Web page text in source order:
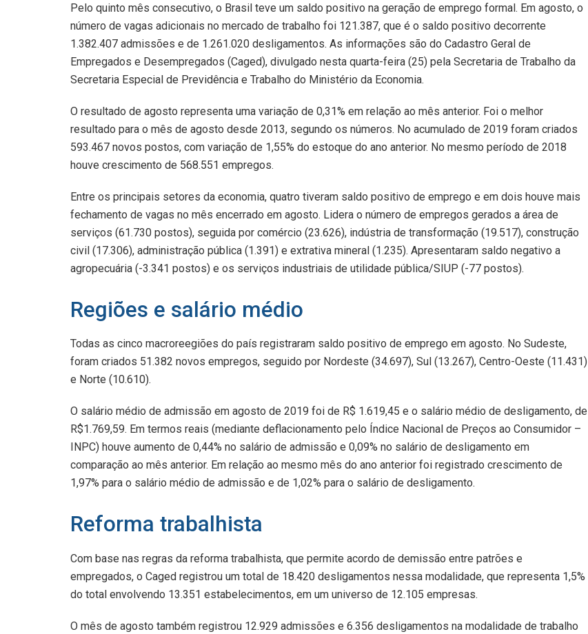
Pelo quinto mês consecutivo, o Brasil teve um saldo positivo na geração de emprego formal. Em agosto, o
número de vagas adicionais no mercado de trabalho foi 121.387, que é o saldo positivo decorrente
1.382.407 admissões e de 1.261.020 desligamentos. As informações são do Cadastro Geral de
Empregados e Desempregados (Caged), divulgado nesta quarta-feira (25) pela Secretaria de Trabalho da
Secretaria Especial de Previdência e Trabalho do Ministério da Economia.
O resultado de agosto representa uma variação de 0,31% em relação ao mês anterior. Foi o melhor
resultado para o mês de agosto desde 2013, segundo os números. No acumulado de 2019 foram criados
593.467 novos postos, com variação de 1,55% do estoque do ano anterior. No mesmo período de 2018
houve crescimento de 568.551 empregos.
Entre os principais setores da economia, quatro tiveram saldo positivo de emprego e em dois houve mais
fechamento de vagas no mês encerrado em agosto. Lidera o número de empregos gerados a área de
serviços (61.730 postos), seguida por comércio (23.626), indústria de transformação (19.517), construção
civil (17.306), administração pública (1.391) e extrativa mineral (1.235). Apresentaram saldo negativo a
agropecuária (-3.341 postos) e os serviços industriais de utilidade pública/SIUP (-77 postos).
Regiões e salário médio
Todas as cinco macroreegiões do país registraram saldo positivo de emprego em agosto. No Sudeste,
foram criados 51.382 novos empregos, seguido por Nordeste (34.697), Sul (13.267), Centro-Oeste (11.431)
e Norte (10.610).
O salário médio de admissão em agosto de 2019 foi de R$ 1.619,45 e o salário médio de desligamento, de
R$1.769,59. Em termos reais (mediante deflacionamento pelo Índice Nacional de Preços ao Consumidor –
INPC) houve aumento de 0,44% no salário de admissão e 0,09% no salário de desligamento em
comparação ao mês anterior. Em relação ao mesmo mês do ano anterior foi registrado crescimento de
1,97% para o salário médio de admissão e de 1,02% para o salário de desligamento.
Reforma trabalhista
Com base nas regras da reforma trabalhista, que permite acordo de demissão entre patrões e
empregados, o Caged registrou um total de 18.420 desligamentos nessa modalidade, que representa 1,5%
do total envolvendo 13.351 estabelecimentos, em um universo de 12.105 empresas.
O mês de agosto também registrou 12.929 admissões e 6.356 desligamentos na modalidade de trabalho